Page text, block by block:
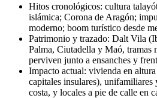
Hitos cronológicos: cultura
islámica; Corona de Aragón;
moderno; boom turístico desde
Patrimonio y trazado: Dalt Vila
Palma, Ciutadella y Maó, tramas
perviven junto a ensanches y
Impacto actual: vivienda en
capitales insulares), unifamiliares
costa, y locales a pie de calle en